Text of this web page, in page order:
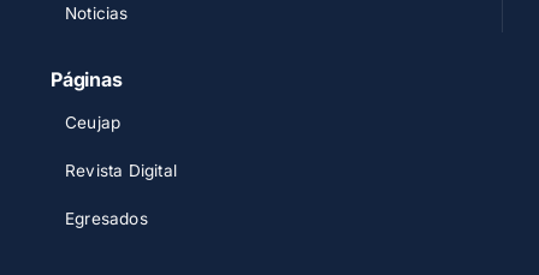
Noticias
Páginas
Ceujap
Revista Digital
Egresados